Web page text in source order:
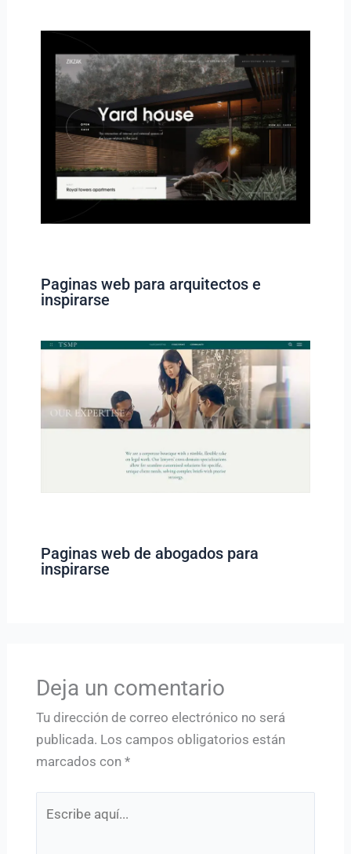
Paginas web para arquitectos e
inspirarse
Paginas web de abogados para
inspirarse
Deja un comentario
Tu dirección de correo electrónico no será
publicada. Los campos obligatorios están
marcados con *